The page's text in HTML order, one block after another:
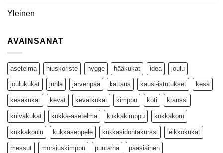
Yleinen
AVAINSANAT
asetelma hiuskoriste hygge hääkukat idea joulu
joulukukat juhla järvenpää kattaus kausi-istutukset kesä
kesäkukat kevät kevätkukat kimppu koti kranssi
kuivakukat kukka-asetelma kukkakimppu kukkakoru
kukkakoulu kukkaseppele kukkasidontakurssi leikkokukat
messut morsiuskimppu puutarha pääsiäinen